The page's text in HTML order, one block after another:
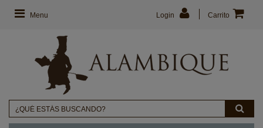
Menu Carrito
Login